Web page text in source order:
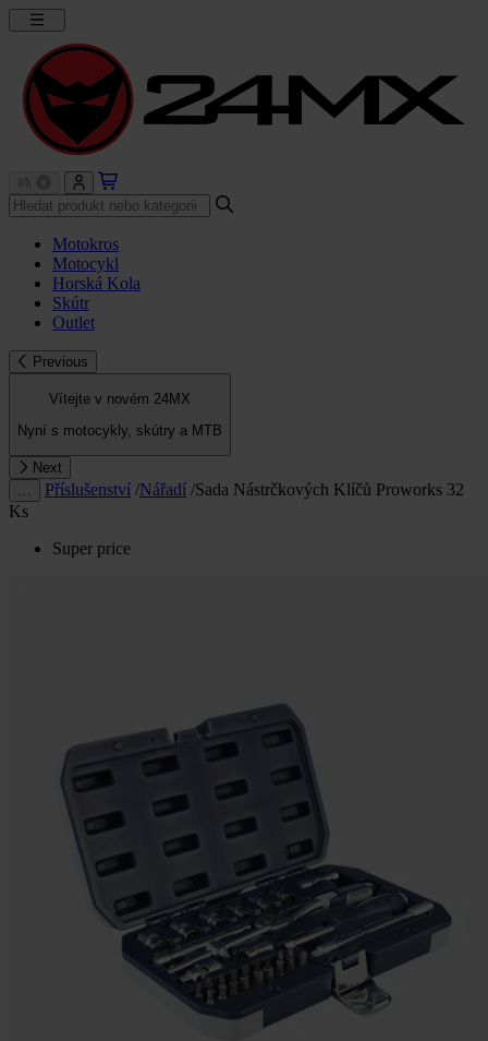
Motokros
Motocykl
Horská Kola
Skútr
Outlet
Previous
Vítejte v novém 24MX
Nyní s motocykly, skútry a MTB
Next
Příslušenství /Nářadí /Sada Nástrčkových Klíčů Proworks 32
Ks
Super price